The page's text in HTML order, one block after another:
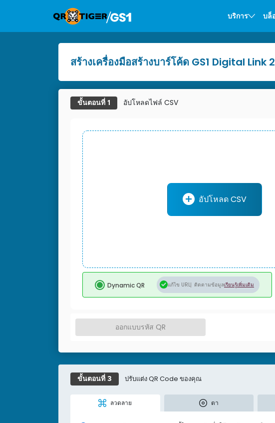
บริการ บล็
สร้างเครื่องมือสร้างบาร์โค้ด GS1 Digital Link
ขั้นตอนที่ 1 อัปโหลดไฟล์ CSV
อัปโหลด CSV
Dynamic QR แก้ไข URL ติดตามข้อมูลเรียนรู้เพิ่มเติม
ออกแบบรหัส QR
ขั้นตอนที่ 3 ปรับแต่ง QR Code ของคุณ
ลวดลาย ตา